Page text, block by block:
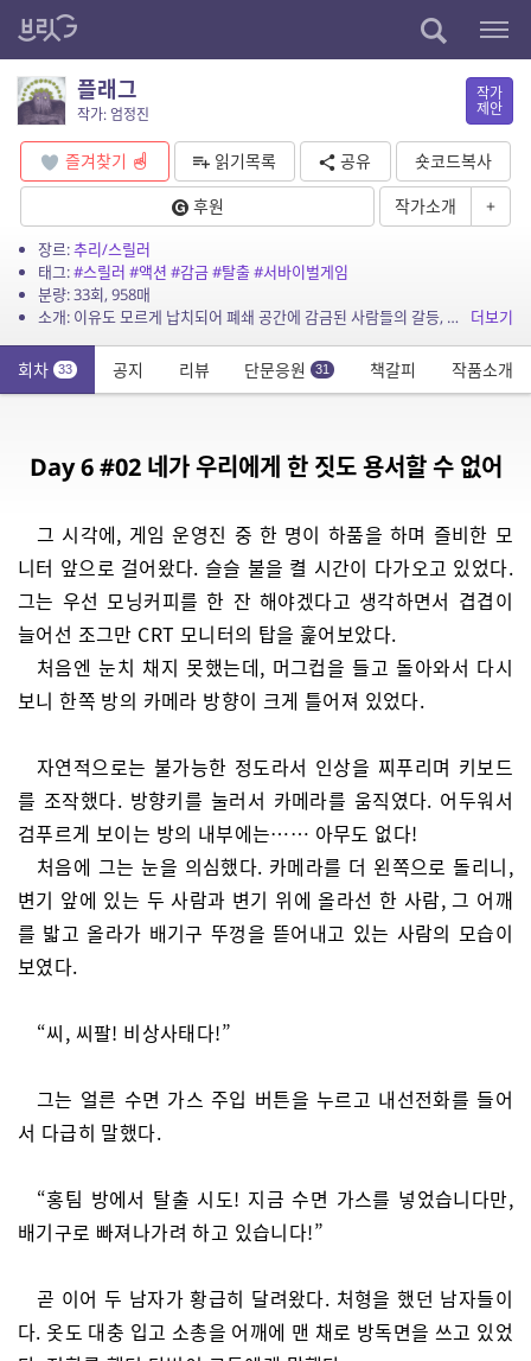
플래그
작가: 엄정진
작가
제안
즐겨찾기 읽기목록 공유
숏코드복사
후원
작가소개 +
장르:추리/스릴러
태그:#스릴러 #액션 #감금#탈출#서바이벌게임
분량: 33회, 958매
소개: 이유도 모르게 납치되어 폐쇄 공간에 감금된 사람들의 갈등, 투쟁, 탈출. 등장인물 기준기 – 남, 24세, ㅇ대학교 3학년. 추혜나 – 여, 22세, ㅂ대학교...
더보기
회차 33 공지 리뷰 단문응원 31 책갈피 작품소개
Day 6 #02 네가 우리에게 한 짓도 용서할 수 없어
그 시각에, 게임 운영진 중 한 명이 하품을 하며 즐비한 모
니터 앞으로 걸어왔다. 슬슬 불을 켤 시간이 다가오고 있었다.
그는 우선 모닝커피를 한 잔 해야겠다고 생각하면서 겹겹이
늘어선 조그만 CRT 모니터의 탑을 훑어보았다.
처음엔 눈치 채지 못했는데, 머그컵을 들고 돌아와서 다시
보니 한쪽 방의 카메라 방향이 크게 틀어져 있었다.
자연적으로는 불가능한 정도라서 인상을 찌푸리며 키보드
를 조작했다. 방향키를 눌러서 카메라를 움직였다. 어두워서
검푸르게 보이는 방의 내부에는…… 아무도 없다!
처음에 그는 눈을 의심했다. 카메라를 더 왼쪽으로 돌리니,
변기 앞에 있는 두 사람과 변기 위에 올라선 한 사람, 그 어깨
를 밟고 올라가 배기구 뚜껑을 뜯어내고 있는 사람의 모습이
보였다.
“씨, 씨팔! 비상사태다!”
그는 얼른 수면 가스 주입 버튼을 누르고 내선전화를 들어
서 다급히 말했다.
“홍팀 방에서 탈출 시도! 지금 수면 가스를 넣었습니다만,
배기구로 빠져나가려 하고 있습니다!”
곧 이어 두 남자가 황급히 달려왔다. 처형을 했던 남자들이
다. 옷도 대충 입고 소총을 어깨에 맨 채로 방독면을 쓰고 있었